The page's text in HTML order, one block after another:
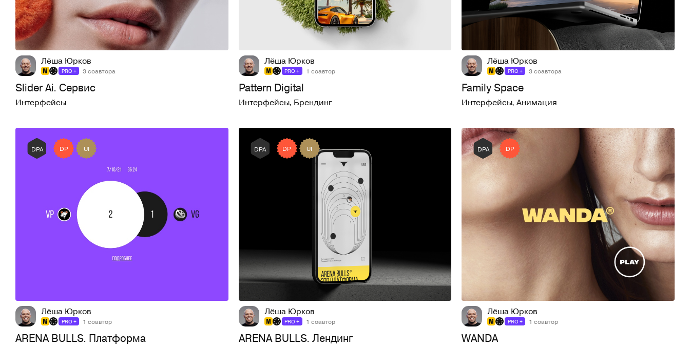
452
Лёша Юрков
PRO + 3 соавтора
Slider Ai. Сервис
Интерфейсы
Лёша Юрков
PRO + 1 соавтор
Pattern Digital
Интерфейсы, Брендинг
382 5,6K
Лёша Юрков
PRO + 3 соавтора
Family Space
Интерфейсы,Анимация
DPA DP UI
Лёша Юрков
PRO + 1 соавтор
ARENA BULLS. Платформа
DPA DP UI
459 6,9K
Лёша Юрков
PRO + 1 соавтор
ARENA BULLS. Лендинг
DPA DP
Лёша Юрков
PRO + 1 соавтор
WANDA